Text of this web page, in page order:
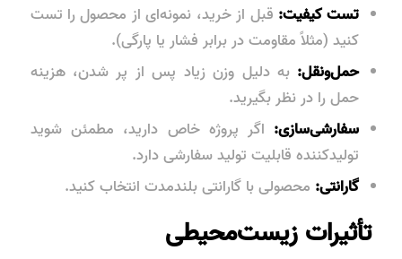
تست کیفیت: قبل از خرید، نمونه‌ای از محصول را تست
کنید (مثلاً مقاومت در برابر فشار یا پارگی).
حمل‌ونقل: به دلیل وزن زیاد پس از پر شدن، هزینه
حمل را در نظر بگیرید.
سفارشی‌سازی: اگر پروژه خاص دارید، مطمئن شوید
تولیدکننده قابلیت تولید سفارشی دارد.
گارانتی: محصولی با گارانتی بلندمدت انتخاب کنید.
تأثیرات زیست‌محیطی